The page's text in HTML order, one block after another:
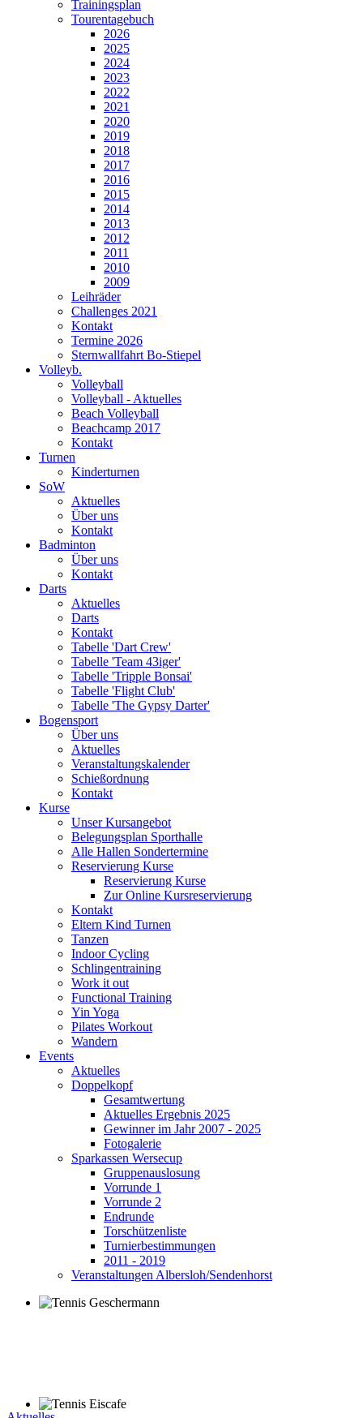
Trainingsplan
Tourentagebuch
2026
2025
2024
2023
2022
2021
2020
2019
2018
2017
2016
2015
2014
2013
2012
2011
2010
2009
Leihräder
Challenges 2021
Kontakt
Termine 2026
Sternwallfahrt Bo-Stiepel
Volleyb.
Volleyball
Volleyball - Aktuelles
Beach Volleyball
Beachcamp 2017
Kontakt
Turnen
Kinderturnen
SoW
Aktuelles
Über uns
Kontakt
Badminton
Über uns
Kontakt
Darts
Aktuelles
Darts
Kontakt
Tabelle 'Dart Crew'
Tabelle 'Team 43iger'
Tabelle 'Tripple Bonsai'
Tabelle 'Flight Club'
Tabelle 'The Gypsy Darter'
Bogensport
Über uns
Aktuelles
Veranstaltungskalender
Schießordnung
Kontakt
Kurse
Unser Kursangebot
Belegungsplan Sporthalle
Alle Hallen Sondertermine
Reservierung Kurse
Reservierung Kurse
Zur Online Kursreservierung
Kontakt
Eltern Kind Turnen
Tanzen
Indoor Cycling
Schlingentraining
Work it out
Functional Training
Yin Yoga
Pilates Workout
Wandern
Events
Aktuelles
Doppelkopf
Gesamtwertung
Aktuelles Ergebnis 2025
Gewinner im Jahr 2007 - 2025
Fotogalerie
Sparkassen Wersecup
Gruppenauslosung
Vorrunde 1
Vorrunde 2
Endrunde
Torschützenliste
Turnierbestimmungen
2011 - 2019
Veranstaltungen Albersloh/Sendenhorst